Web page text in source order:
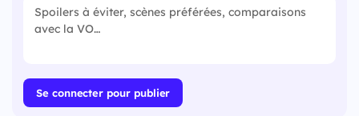
Se connecter pour publier